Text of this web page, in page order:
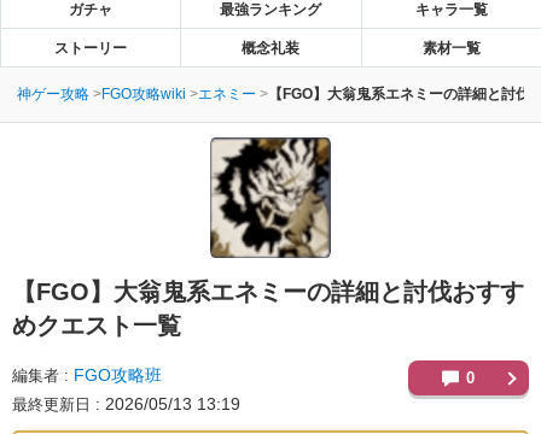
ガチャ 最強ランキング キャラ一覧
ストーリー 概念礼装 素材一覧
神ゲー攻略 FGO攻略wiki エネミー 【FGO】大翁鬼系エネミーの詳細と討伐
【FGO】 大翁鬼系エネミーの詳細と討伐おすす
めクエスト一覧
編集者 FGO攻略班
最終更新日 2026/05/13 13:19
0